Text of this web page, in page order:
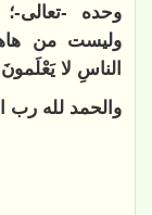
وحده -تعالى-
وليست من
الناسِ لا
والحمد لله رب